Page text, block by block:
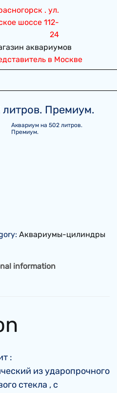
в Москве
. ул.
шоссе 112-
24
Премиум.
Аквариум на 502 литров.
Премиум.
Аквариумы-цилиндры
information
:
из ударопрочного
стекла , с